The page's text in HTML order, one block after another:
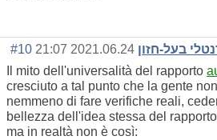
בעל-חזון 2021.06.24 21:07
#10
Il mito dell'universalità del rapporto
cresciuto a tal punto che la gente
nemmeno di fare verifiche reali,
bellezza dell'idea stessa del
ma in realtà non è così: